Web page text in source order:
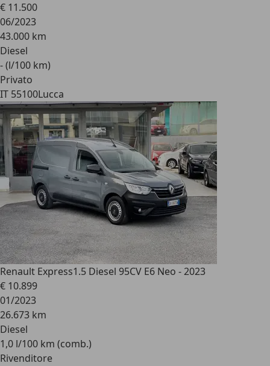
€ 11.500
06/2023
43.000 km
Diesel
- (l/100 km)
Privato
IT 55100Lucca
Renault Express1.5 Diesel 95CV E6 Neo - 2023
€ 10.899
01/2023
26.673 km
Diesel
1,0 l/100 km (comb.)
Rivenditore